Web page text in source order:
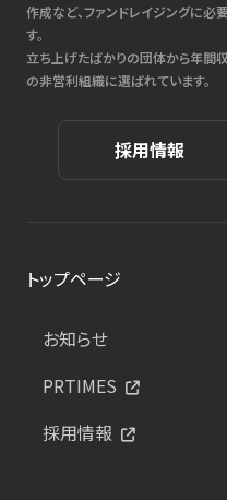
作成など、ファンドレイジングに
す。
立ち上げたばかりの団体から年間
の非営利組織に選ばれています。
採用情報
トップページ
お知らせ
PRTIMES
採用情報